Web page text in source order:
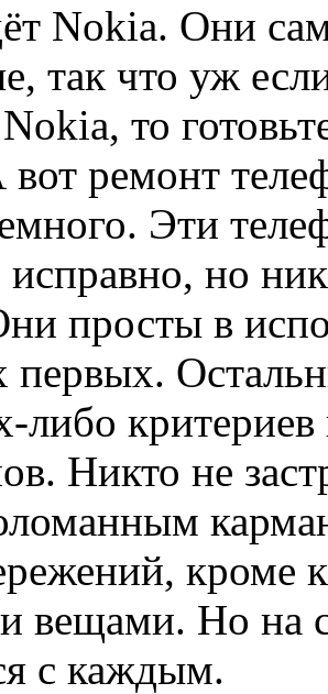
Nokia. Они
так что уж
то
ремонт
Эти
исправно, но
просты в
первых.
либо
Никто не
кроме
вещами. Но на
с каждым.